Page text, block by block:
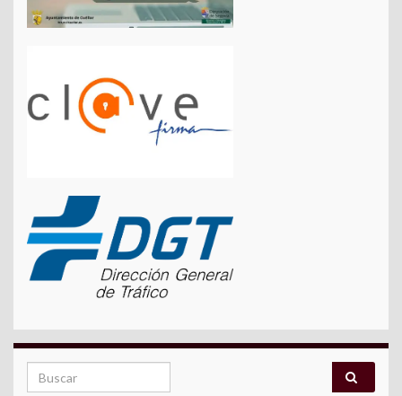
Search for: